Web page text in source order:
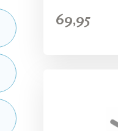
69,95